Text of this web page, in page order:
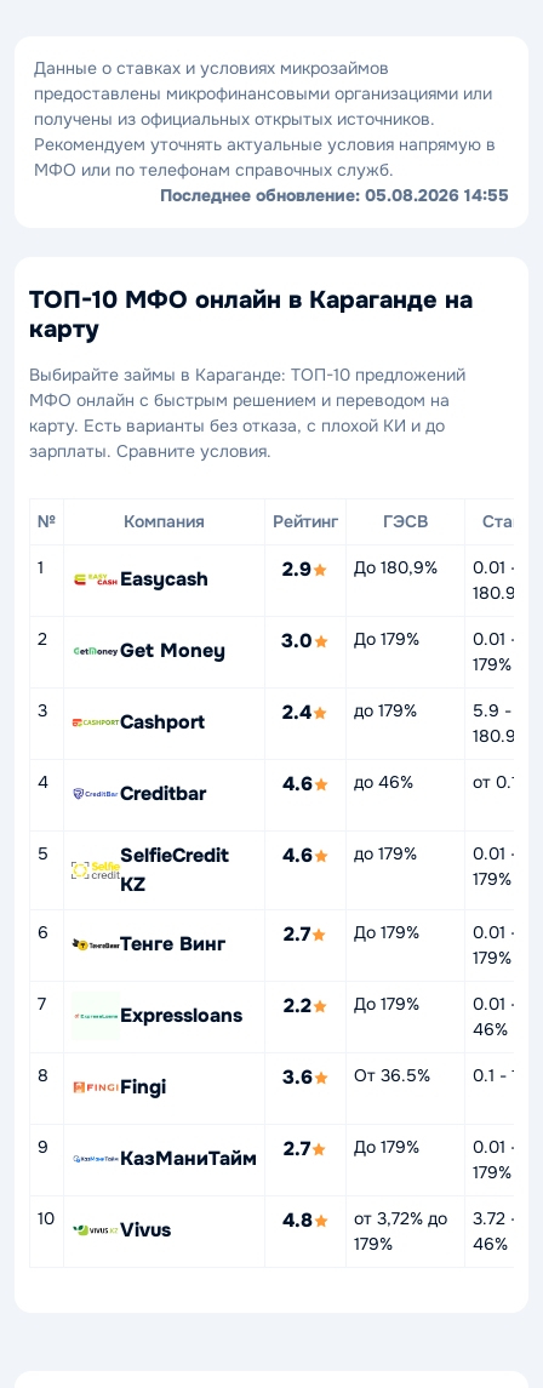
Данные о ставках и условиях микрозаймов
предоставлены микрофинансовыми организациями или
получены из официальных открытых источников.
Рекомендуем уточнять актуальные условия напрямую в
МФО или по телефонам справочных служб.
Последнее обновление: 05.08.2026 14:55
ТОП-10 МФО онлайн в Караганде на
карту
Выбирайте займы в Караганде: ТОП-10 предложений
МФО онлайн с быстрым решением и переводом на
карту. Есть варианты без отказа, с плохой КИ и до
зарплаты. Сравните условия.
№ Компания Рейтинг ГЭСВ Ставка
1 Easycash 2.9 До 180,9%
0.01 -
180.9%
2 Get Money 3.0 До 179%
0.01 -
179%
3 Cashport 2.4 до 179%
5.9 -
180.9%
4 Creditbar 4.6 до 46% от 0.1%
5
SelfieCredit
KZ
4.6 до 179%
0.01 -
179%
6 Тенге Винг 2.7 До 179%
0.01 -
179%
7 Expressloans 2.2 До 179%
0.01 -
46%
8 Fingi 3.6 От 36.5% 0.1 -
9 КазМаниТайм 2.7 До 179%
0.01 -
179%
10 Vivus 4.8
от 3,72% до
179%
3.72 -
46%